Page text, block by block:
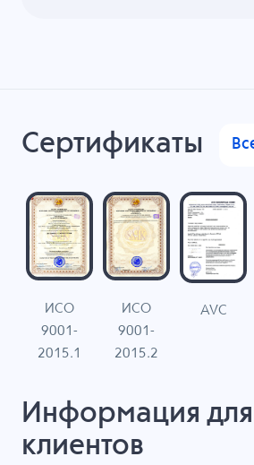
Сертификаты
ИСО
9001-
2015.1
ИСО
9001-
2015.2
AVC
Информация для
клиентов